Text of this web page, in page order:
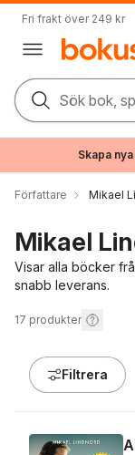
Fri frakt över 249 kr
Sök bok,
Skapa
Författare Mikael
Mikael
Visar alla böcker
snabb leverans.
17 produkter
Filtrera